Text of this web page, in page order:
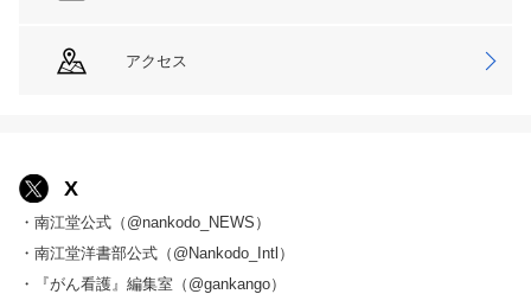
アクセス
X
・南江堂公式（@nankodo_NEWS）
・南江堂洋書部公式（@Nankodo_Intl）
・『がん看護』編集室（@gankango）